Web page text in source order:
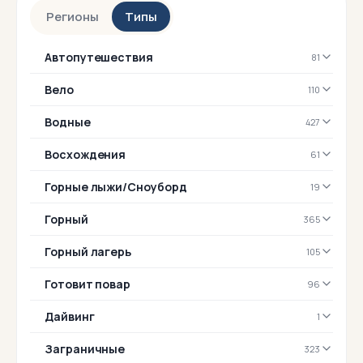
Регионы Типы
Автопутешествия 81
Вело 110
Водные 427
Восхождения 61
Горные лыжи/Сноуборд 19
Горный 365
Горный лагерь 105
Готовит повар 96
Дайвинг 1
Заграничные 323